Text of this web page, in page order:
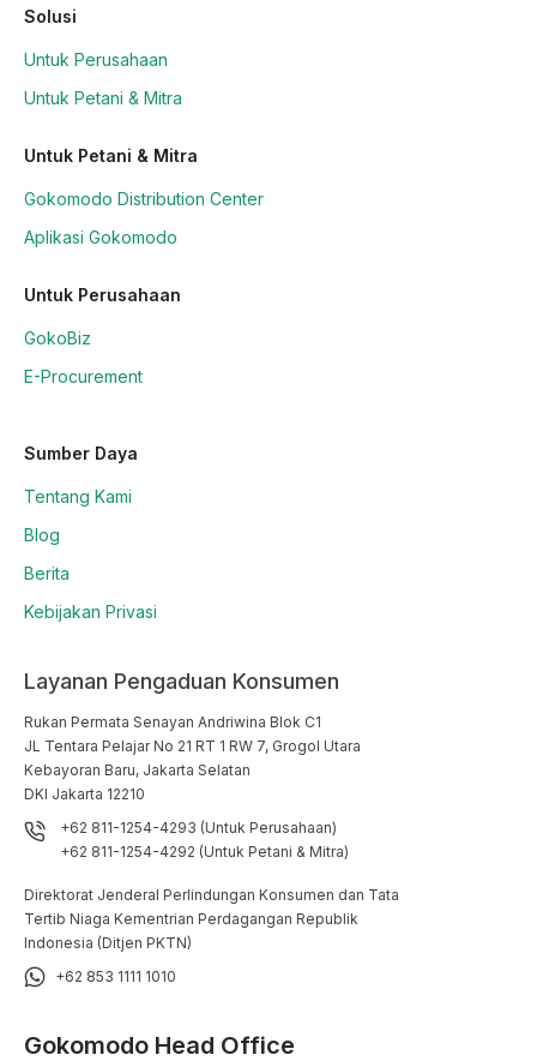
Solusi
Untuk Perusahaan
Untuk Petani & Mitra
Untuk Petani & Mitra
Gokomodo Distribution Center
Aplikasi Gokomodo
Untuk Perusahaan
GokoBiz
E-Procurement
Sumber Daya
Tentang Kami
Blog
Berita
Kebijakan Privasi
Layanan Pengaduan Konsumen
Rukan Permata Senayan Andriwina Blok C1
JL Tentara Pelajar No 21 RT 1 RW 7, Grogol Utara
Kebayoran Baru, Jakarta Selatan
DKI Jakarta 12210
+62 811-1254-4293 (Untuk Perusahaan)
+62 811-1254-4292 (Untuk Petani & Mitra)
Direktorat Jenderal Perlindungan Konsumen dan Tata
Tertib Niaga Kementrian Perdagangan Republik
Indonesia (Ditjen PKTN)
+62 853 1111 1010
Gokomodo Head Office